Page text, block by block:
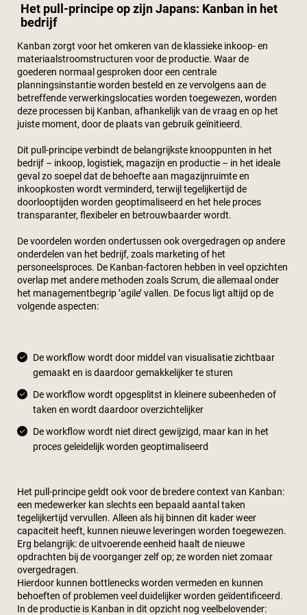
Het pull-principe op zijn Japans: Kanban in het
bedrijf
Kanban zorgt voor het omkeren van de klassieke inkoop- en
materiaalstroomstructuren voor de productie. Waar de
goederen normaal gesproken door een centrale
planningsinstantie worden besteld en ze vervolgens aan de
betreffende verwerkingslocaties worden toegewezen, worden
deze processen bij Kanban, afhankelijk van de vraag en op het
juiste moment, door de plaats van gebruik geïnitieerd.
Dit pull-principe verbindt de belangrijkste knooppunten in het
bedrijf – inkoop, logistiek, magazijn en productie – in het ideale
geval zo soepel dat de behoefte aan magazijnruimte en
inkoopkosten wordt verminderd, terwijl tegelijkertijd de
doorlooptijden worden geoptimaliseerd en het hele proces
transparanter, flexibeler en betrouwbaarder wordt.
De voordelen worden ondertussen ook overgedragen op andere
onderdelen van het bedrijf, zoals marketing of het
personeelsproces. De Kanban-factoren hebben in veel opzichten
overlap met andere methoden zoals Scrum, die allemaal onder
het managementbegrip ’agile’ vallen. De focus ligt altijd op de
volgende aspecten:
De workflow wordt door middel van visualisatie zichtbaar
gemaakt en is daardoor gemakkelijker te sturen
De workflow wordt opgesplitst in kleinere subeenheden of
taken en wordt daardoor overzichtelijker
De workflow wordt niet direct gewijzigd, maar kan in het
proces geleidelijk worden geoptimaliseerd
Het pull-principe geldt ook voor de bredere context van Kanban:
een medewerker kan slechts een bepaald aantal taken
tegelijkertijd vervullen. Alleen als hij binnen dit kader weer
capaciteit heeft, kunnen nieuwe leveringen worden toegewezen.
Erg belangrijk: de uitvoerende eenheid haalt de nieuwe
opdrachten bij de voorganger zelf op; ze worden niet zomaar
overgedragen.
Hierdoor kunnen bottlenecks worden vermeden en kunnen
behoeften of problemen veel duidelijker worden geïdentificeerd.
In de productie is Kanban in dit opzicht nog veelbelovender: